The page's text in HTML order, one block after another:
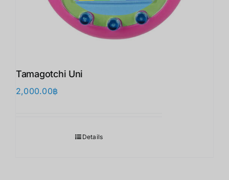
Tamagotchi Uni
2,000.00฿
Details